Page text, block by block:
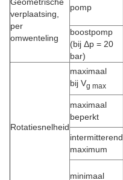
verplaatsing,
per
omwenteling
pomp
boostpomp
(bij Δp = 20
bar)
Rotatiesnelheid
maximaal
bij Vg max
maximaal
beperkt
intermitterend
maximum
minimaal